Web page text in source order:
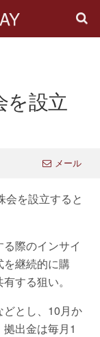
を設立
メール
会を設立すると
際のインサイ
を継続的に購
する狙い。
とし、10月か
出金は毎月1